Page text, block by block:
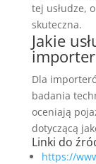
tej usłudze,
skuteczna.
Jakie
Dla
badania
oceniają
dotyczącą
Linki do
https://